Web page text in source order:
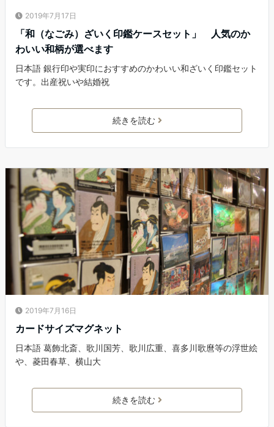
2019年7月17日
「和（なごみ）ざいく印鑑ケースセット」 人気のか
わいい和柄が選べます
日本語 銀行印や実印におすすめのかわいい和ざいく印鑑セット
です。出産祝いや結婚祝
続きを読む
2019年7月16日
カードサイズマグネット
日本語 葛飾北斎​、歌川国芳、歌川広重、喜多川歌麿等の浮世絵
や、菱田春草、横山大
続きを読む